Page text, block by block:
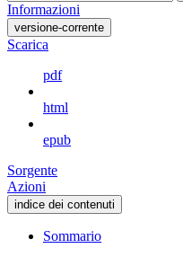
Informazioni
versione-corrente
Scarica
pdf
html
epub
Sorgente
Azioni
indice dei contenuti
Sommario